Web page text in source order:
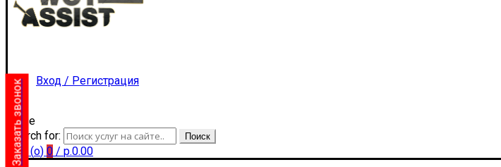
Вход / Регистрация
close
Search for:
Поиск
Cart (o) 0 / р.0.00
Заказать звонок